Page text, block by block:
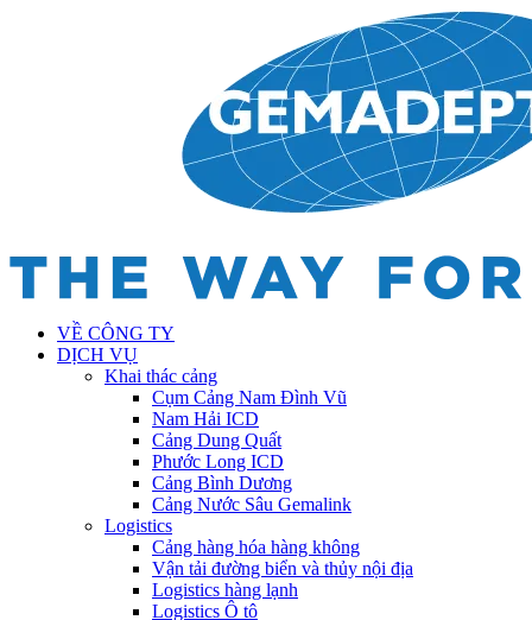
VỀ CÔNG TY
DỊCH VỤ
Khai thác cảng
Cụm Cảng Nam Đình Vũ
Nam Hải ICD
Cảng Dung Quất
Phước Long ICD
Cảng Bình Dương
Cảng Nước Sâu Gemalink
Logistics
Cảng hàng hóa hàng không
Vận tải đường biển và thủy nội địa
Logistics hàng lạnh
Logistics Ô tô